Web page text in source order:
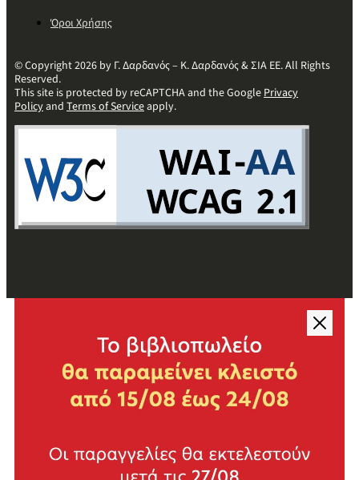
Όροι Χρήσης
© Copyright 2026 by Γ. Δαρδανός – Κ. Δαρδανός & ΣΙΑ ΕΕ. All Rights
Reserved.
This site is protected by reCAPTCHA and the GooglePrivacy
Policyand Terms of Serviceapply.